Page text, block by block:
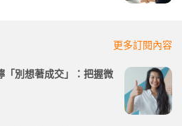
更多訂閱內容
「別想著成交」：把握微